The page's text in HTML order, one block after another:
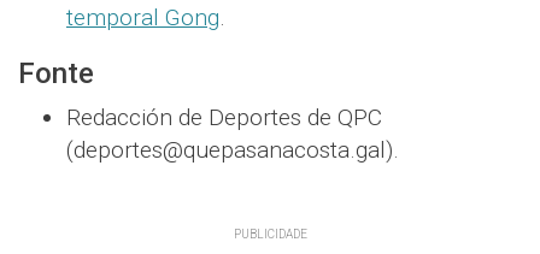
temporal Gong.
Fonte
Redacción de Deportes de QPC
(deportes@quepasanacosta.gal).